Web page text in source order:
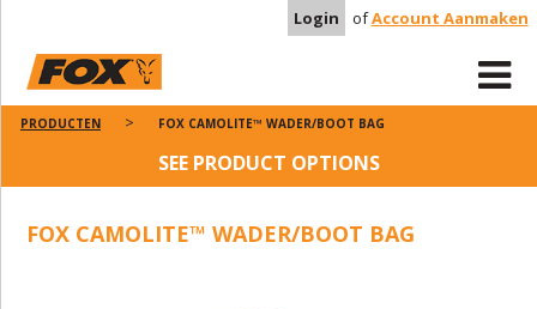
Login ofAccount Aanmaken
PRODUCTEN FOX CAMOLITE™ WADER/BOOT BAG
SEE PRODUCT OPTIONS
FOX CAMOLITE™ WADER/BOOT BAG